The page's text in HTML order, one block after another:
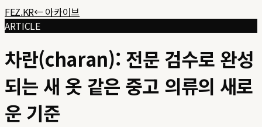
FEZ.KR← 아카이브
ARTICLE
차란(charan): 전문 검수로 완성
되는 새 옷 같은 중고 의류의 새로
운 기준